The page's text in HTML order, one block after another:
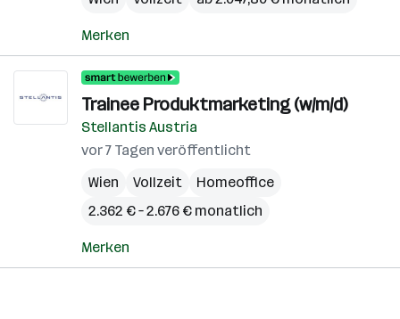
Merken
Trainee Produktmarketing (w/m/d)
Stellantis Austria
vor 7 Tagen veröffentlicht
Wien
Vollzeit
Homeoffice
2.362 € – 2.676 € monatlich
Merken